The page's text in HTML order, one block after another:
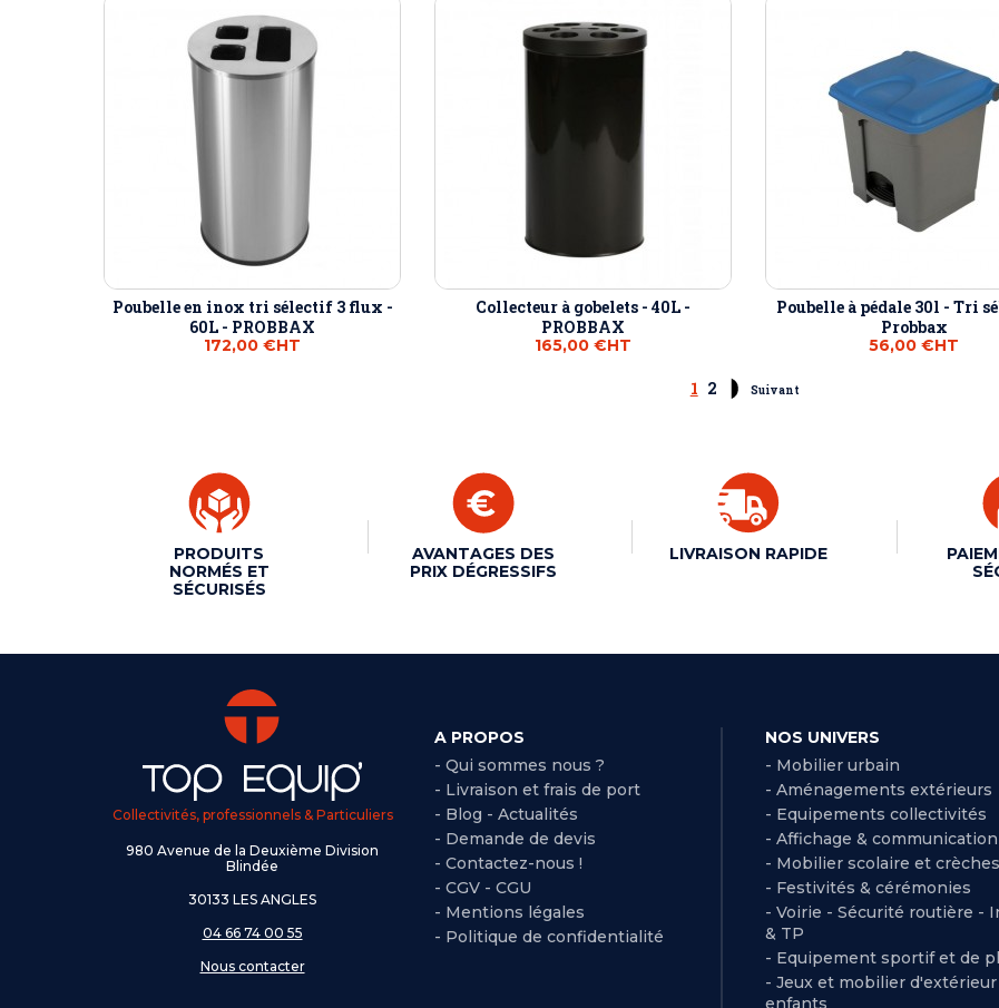
Poubelle en inox tri sélectif 3 flux -
60L - PROBBAX
172,00 €HT
Collecteur à gobelets - 40L -
PROBBAX
165,00 €HT
Poubelle à pédale 30l - Tri
Probbax
56,00 €HT
1 2 Suivant
PRODUITS
NORMÉS ET
SÉCURISÉS
AVANTAGES DES
PRIX DÉGRESSIFS
LIVRAISON RAPIDE
Collectivités, professionnels & Particuliers
980 Avenue de la Deuxième Division
Blindée
30133 LES ANGLES
04 66 74 00 55
Nous contacter
A PROPOS
- Qui sommes nous ?
- Livraison et frais de port
- Blog - Actualités
- Demande de devis
- Contactez-nous !
- CGV - CGU
- Mentions légales
- Politique de confidentialité
NOS UNIVERS
- Mobilier urbain
- Aménagements extérieurs
- Equipements collectivités
- Affichage & communication
- Mobilier scolaire et crèches
- Festivités & cérémonies
- Voirie - Sécurité routière -
& TP
- Equipement sportif et de
- Jeux et mobilier
enfants